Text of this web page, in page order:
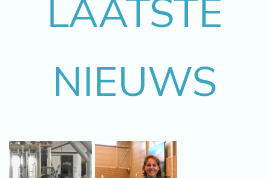
LAATSTE
NIEUWS